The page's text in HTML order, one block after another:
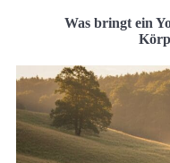
Was bringt ein